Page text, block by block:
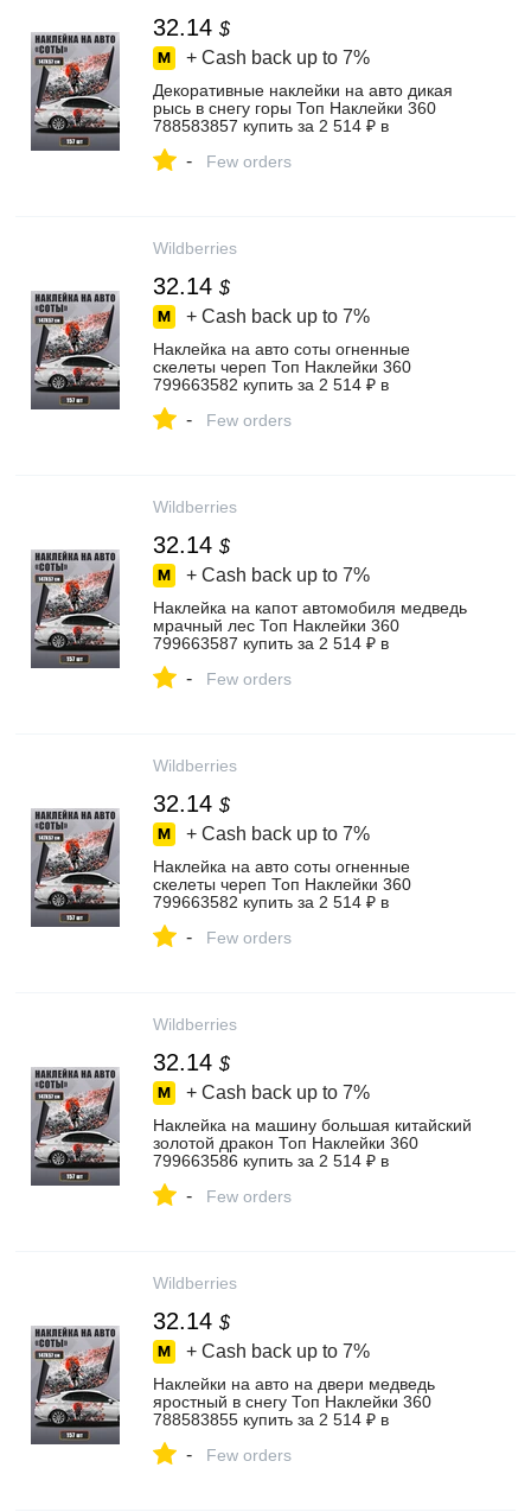
32.14 $
+ Cash back up to 7%
Декоративные наклейки на авто дикая
рысь в снегу горы Топ Наклейки 360
788583857 купить за 2 514 ₽ в
- Few orders
Wildberries
32.14 $
+ Cash back up to 7%
Наклейка на авто соты огненные
скелеты череп Топ Наклейки 360
799663582 купить за 2 514 ₽ в
- Few orders
Wildberries
32.14 $
+ Cash back up to 7%
Наклейка на капот автомобиля медведь
мрачный лес Топ Наклейки 360
799663587 купить за 2 514 ₽ в
- Few orders
Wildberries
32.14 $
+ Cash back up to 7%
Наклейка на авто соты огненные
скелеты череп Топ Наклейки 360
799663582 купить за 2 514 ₽ в
- Few orders
Wildberries
32.14 $
+ Cash back up to 7%
Наклейка на машину большая китайский
золотой дракон Топ Наклейки 360
799663586 купить за 2 514 ₽ в
- Few orders
Wildberries
32.14 $
+ Cash back up to 7%
Наклейки на авто на двери медведь
яростный в снегу Топ Наклейки 360
788583855 купить за 2 514 ₽ в
- Few orders